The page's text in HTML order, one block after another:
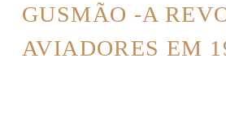
GUSMÃO -A
AVIADORES EM